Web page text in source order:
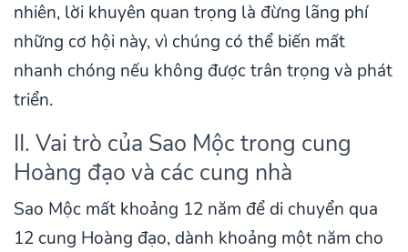
nhiên, lời khuyên quan trọng là đừng lãng phí
những cơ hội này, vì chúng có thể biến mất
nhanh chóng nếu không được trân trọng và phát
triển.
II. Vai trò của Sao Mộc trong cung
Hoàng đạo và các cung nhà
Sao Mộc mất khoảng 12 năm để di chuyển qua
12 cung Hoàng đạo, dành khoảng một năm cho